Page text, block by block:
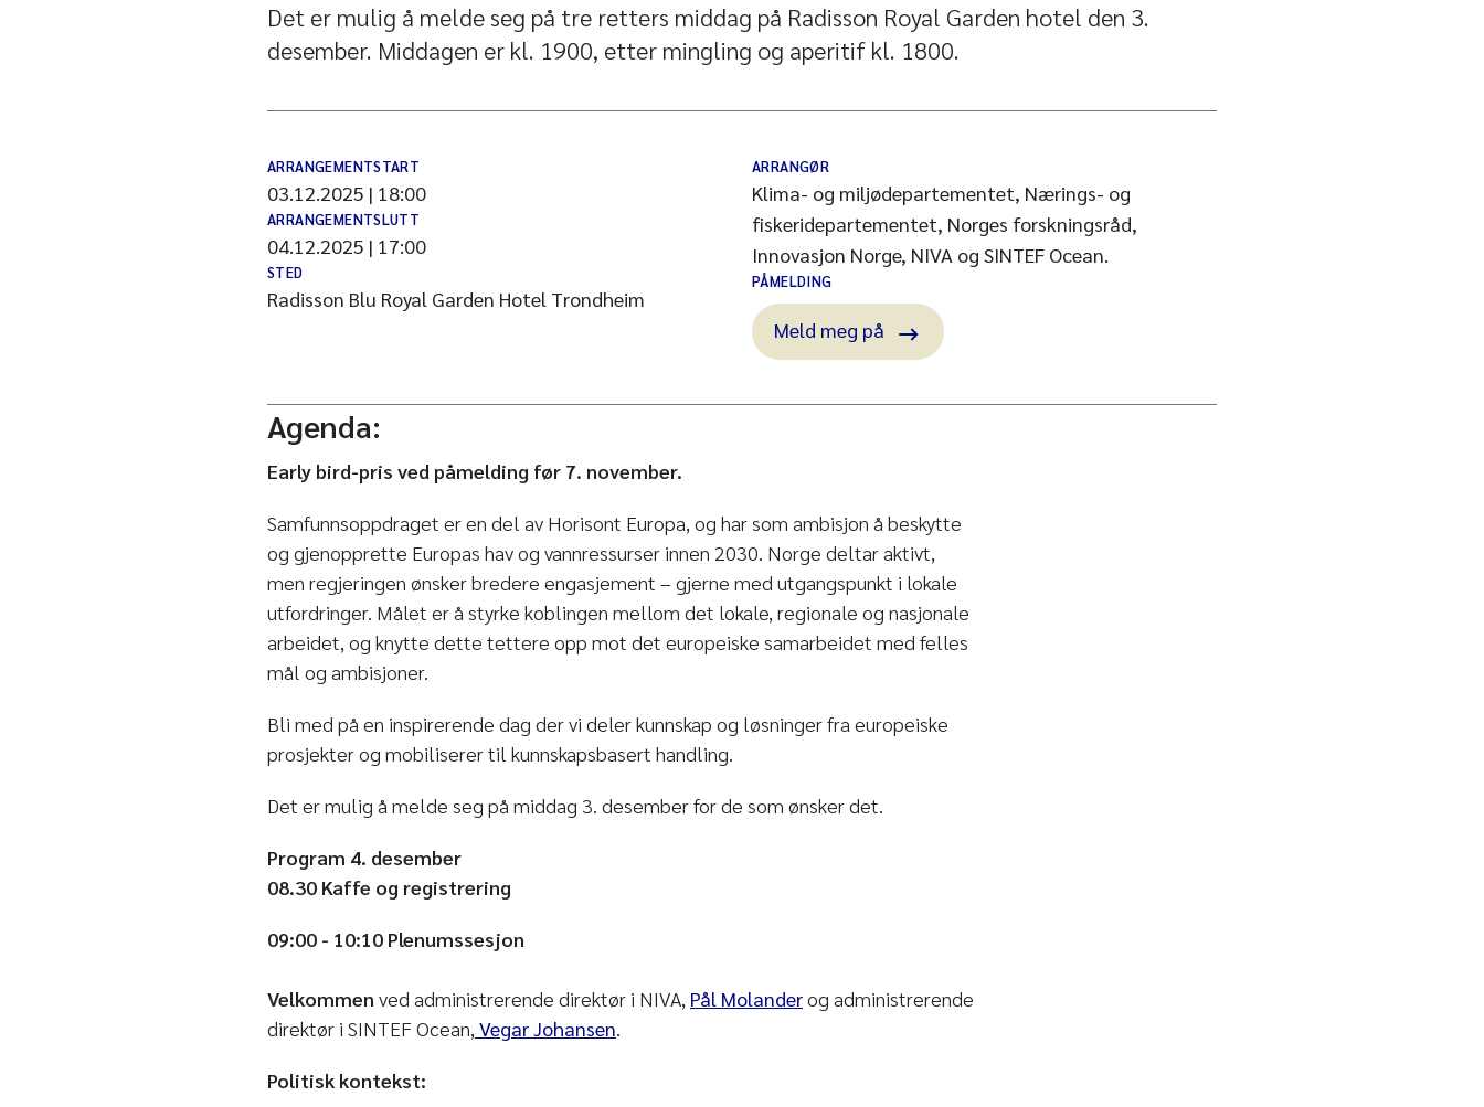
Det er mulig å melde seg på tre retters middag på Radisson Royal Garden hotel den 3.
desember. Middagen er kl. 1900, etter mingling og aperitif kl. 1800.
ARRANGEMENTSTART
03.12.2025 | 18:00
ARRANGEMENTSLUTT
04.12.2025 | 17:00
STED
Radisson Blu Royal Garden Hotel Trondheim
ARRANGØR
Klima- og miljødepartementet, Nærings- og
fiskeridepartementet, Norges forskningsråd,
Innovasjon Norge, NIVA og SINTEF Ocean.
PÅMELDING
Meld meg på
Agenda:
Early bird-pris ved påmelding før 7. november.
Samfunnsoppdraget er en del av Horisont Europa, og har som ambisjon å beskytte
og gjenopprette Europas hav og vannressurser innen 2030. Norge deltar aktivt,
men regjeringen ønsker bredere engasjement – gjerne med utgangspunkt i lokale
utfordringer. Målet er å styrke koblingen mellom det lokale, regionale og nasjonale
arbeidet, og knytte dette tettere opp mot det europeiske samarbeidet med felles
mål og ambisjoner.
Bli med på en inspirerende dag der vi deler kunnskap og løsninger fra europeiske
prosjekter og mobiliserer til kunnskapsbasert handling.
Det er mulig å melde seg på middag 3. desember for de som ønsker det.
Program 4. desember
08.30 Kaffe og registrering
09:00 - 10:10 Plenumssesjon
Velkommen ved administrerende direktør i NIVA, Pål Molanderog administrerende
direktør i SINTEF Ocean, Vegar Johansen.
Politisk kontekst: